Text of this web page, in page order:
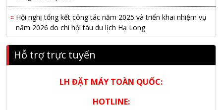
Hội nghị tổng kết công tác năm 2025 và triển khai nhiệm vụ
năm 2026 do chi hội tàu du lịch Hạ Long
NANIBI khai trương văn phòng Ninh Bình & kỷ niệm 15 năm
phát triển bền vững
Tập đoàn Công nghiệp nặng Sơn Đông tổ chức Hội nghị đối
tác toàn cầu tại Jakarta
Hỗ trợ trực tuyến
LH ĐẶT MÁY TOÀN QUỐC:
HOTLINE: